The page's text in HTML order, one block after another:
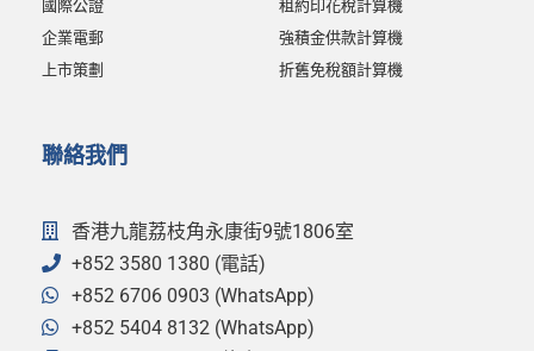
國際公證
企業電郵
上市策劃
租約印花稅計算機
強積金供款計算機
折舊免稅額計算機
聯絡我們
香港九龍荔枝角永康街9號1806室
+852 3580 1380 (電話)
+852 6706 0903 (WhatsApp)
+852 5404 8132 (WhatsApp)